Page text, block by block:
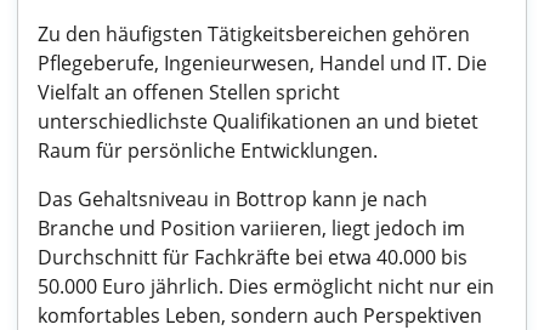
Zu den häufigsten Tätigkeitsbereichen gehören
Pflegeberufe, Ingenieurwesen, Handel und IT. Die
Vielfalt an offenen Stellen spricht
unterschiedlichste Qualifikationen an und bietet
Raum für persönliche Entwicklungen.
Das Gehaltsniveau in Bottrop kann je nach
Branche und Position variieren, liegt jedoch im
Durchschnitt für Fachkräfte bei etwa 40.000 bis
50.000 Euro jährlich. Dies ermöglicht nicht nur ein
komfortables Leben, sondern auch Perspektiven